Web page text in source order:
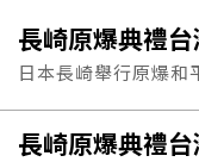
日本長崎舉行原爆和
議，在日本社群持續
式感到不滿，認為不